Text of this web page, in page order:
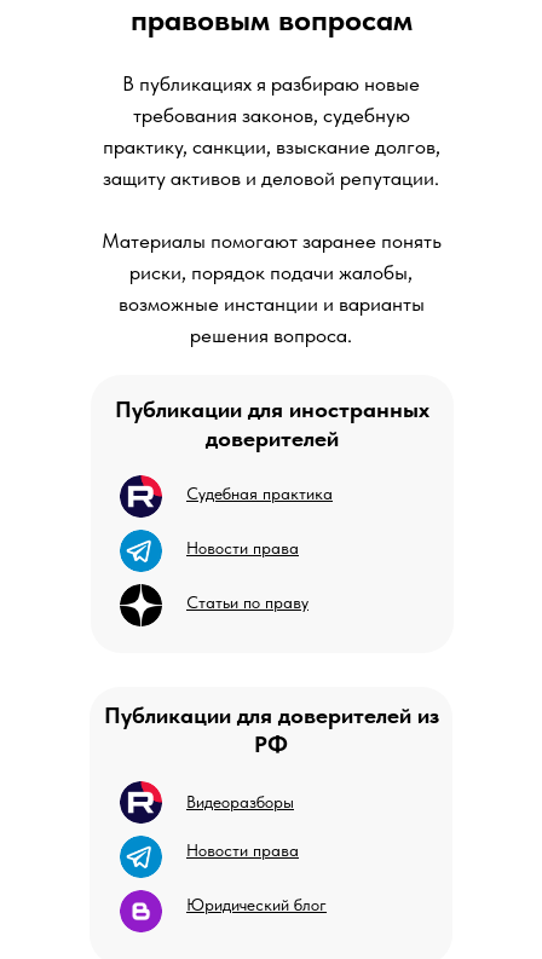
В публикациях я разбираю новые
требования законов, судебную
практику, санкции, взыскание долгов,
защиту активов и деловой репутации.
Материалы помогают заранее понять
риски, порядок подачи жалобы,
возможные инстанции и варианты
решения вопроса.
правовым вопросам
Публикации для доверителей из
РФ
Публикации для иностранных
доверителей
Юридический блог
Новости права
Видеоразборы
Статьи по праву
Новости права
Судебная практика